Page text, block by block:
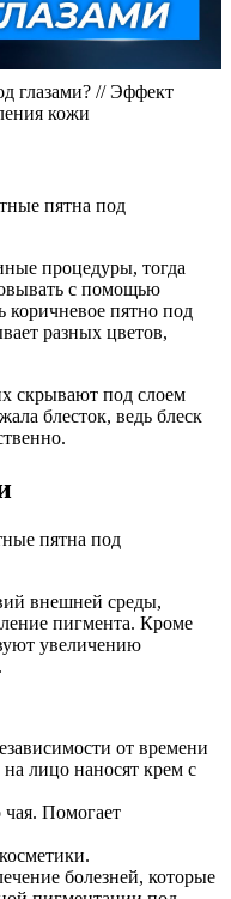
глазами? // Эффект
кожи
процедуры, тогда
с помощью
пятно под
разных цветов,
скрывают под слоем
блесток, ведь блеск
внешней среды,
пигмента. Кроме
увеличению
от времени
лицо наносят крем с
Помогает
болезней, которые